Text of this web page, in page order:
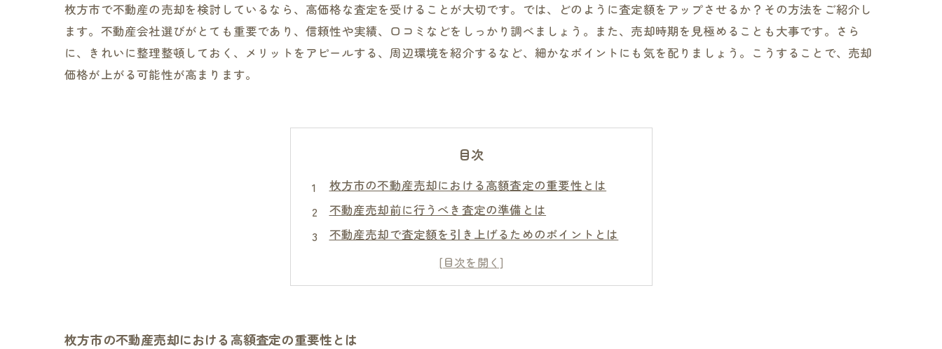
枚方市で不動産の売却を検討しているなら、高価格な査定を受けることが大切です。では、どのように査定額をアップさせるか？その方法をご紹介し
ます。不動産会社選びがとても重要であり、信頼性や実績、口コミなどをしっかり調べましょう。また、売却時期を見極めることも大事です。さら
に、きれいに整理整頓しておく、メリットをアピールする、周辺環境を紹介するなど、細かなポイントにも気を配りましょう。こうすることで、売却
価格が上がる可能性が高まります。
目次
枚方市の不動産売却における高額査定の重要性とは
不動産売却前に行うべき査定の準備とは
不動産売却で査定額を引き上げるためのポイントとは
不動産売却時に高額査定が得られない場合の対処法とは
枚方市の不動産売却における高額査定の重要性とは